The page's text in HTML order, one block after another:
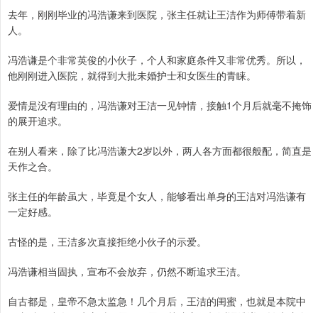
去年，刚刚毕业的冯浩谦来到医院，张主任就让王洁作为师傅带着新
人。
冯浩谦是个非常英俊的小伙子，个人和家庭条件又非常优秀。所以，
他刚刚进入医院，就得到大批未婚护士和女医生的青睐。
爱情是没有理由的，冯浩谦对王洁一见钟情，接触1个月后就毫不掩饰
的展开追求。
在别人看来，除了比冯浩谦大2岁以外，两人各方面都很般配，简直是
天作之合。
张主任的年龄虽大，毕竟是个女人，能够看出单身的王洁对冯浩谦有
一定好感。
古怪的是，王洁多次直接拒绝小伙子的示爱。
冯浩谦相当固执，宣布不会放弃，仍然不断追求王洁。
自古都是，皇帝不急太监急！几个月后，王洁的闺蜜，也就是本院中